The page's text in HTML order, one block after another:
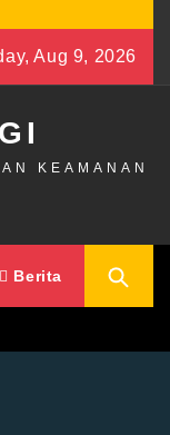
Aug 9, 2026
KEAMANAN
Berita